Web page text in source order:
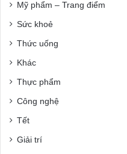
Mỹ phẩm – Trang điểm
Sức khoẻ
Thức uống
Khác
Thực phẩm
Công nghệ
Tết
Giải trí